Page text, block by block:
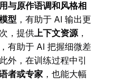
与原作语调和风格相
型 ，有助于 AI 输出更
，提供 上下文资源 ，
有助于 AI 把握细微差
外，在训练过程中引
者或专家 ，也能大幅